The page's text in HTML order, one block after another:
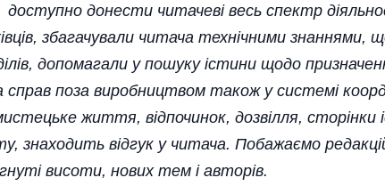
доступно донести читачеві весь спектр
збагачували читача технічними знаннями,
допомагали у пошуку істини щодо
поза виробництвом також у системі
життя, відпочинок, дозвілля, сторінки
знаходить відгук у читача. Побажаємо
висоти, нових тем і авторів.